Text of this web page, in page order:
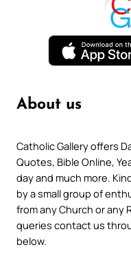
About us
Catholic Gallery offers
Quotes, Bible Online,
day and much more.
by a small group of
from any Church or any
queries contact us
below.